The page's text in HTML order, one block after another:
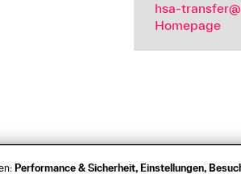
Performance & Sicherheit, Einstellungen,
hsa-
Homepage